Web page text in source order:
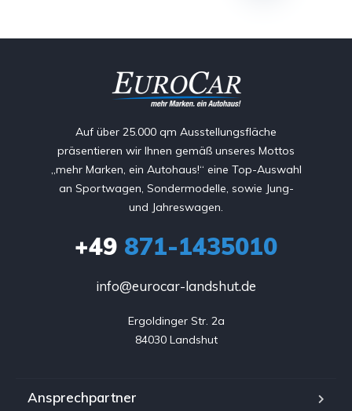
Auf über 25.000 qm Ausstellungsfläche
präsentieren wir Ihnen gemäß unseres Mottos
„mehr Marken, ein Autohaus!“ eine Top-Auswahl
an Sportwagen, Sondermodelle, sowie Jung-
und Jahreswagen.
+49 871-1435010
info@eurocar-landshut.de
Ergoldinger Str. 2a
84030 Landshut
Ansprechpartner